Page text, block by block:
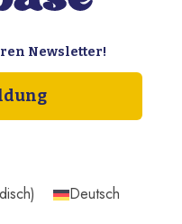
Newsletter!
) Deutsch